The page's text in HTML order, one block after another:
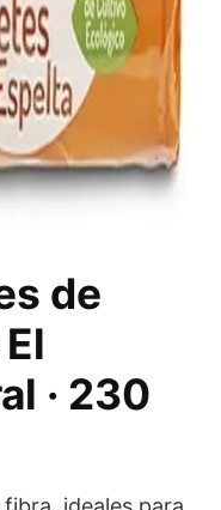
de
· 230